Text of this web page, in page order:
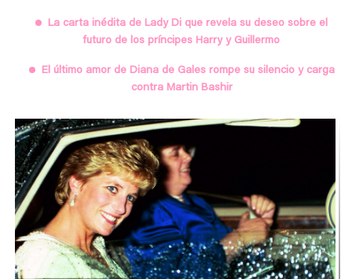
La carta inédita de Lady Di que revela su deseo sobre el
futuro de los príncipes Harry y Guillermo
El último amor de Diana de Gales rompe su silencio y carga
contra Martin Bashir